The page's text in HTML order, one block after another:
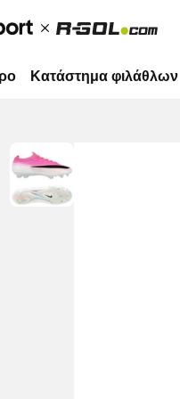
Κατάστημα φιλάθλων